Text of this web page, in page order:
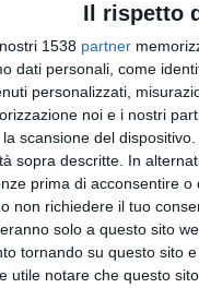
Il rispetto
1538 partner
dati personali, come
personalizzati,
noi e i nostri
scansione del
sopra descritte. In
prima di acconsentire o
non richiedere il tuo
solo a questo sito
tornando su questo sito
utile notare che questo
per la pulizia